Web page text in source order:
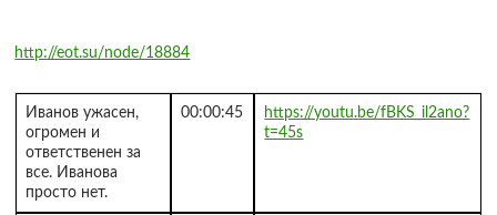
http://eot.su/node/18884
Иванов ужасен,
огромен и
ответственен за
все. Иванова
просто нет.
00:00:45
https://youtu.be/fBKS_il2ano?
t=45s